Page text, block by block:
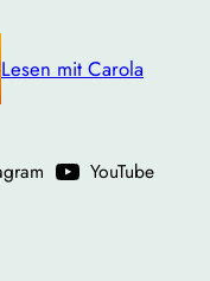
Lesen mit Carola
YouTube